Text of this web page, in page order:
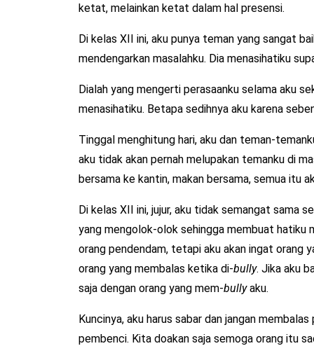
ketat, melainkan ketat dalam hal presensi.
Di kelas XII ini, aku punya teman yang sangat
mendengarkan masalahku. Dia menasihatiku
Dialah yang mengerti perasaanku selama aku
menasihatiku. Betapa sedihnya aku karena
Tinggal menghitung hari, aku dan teman-
aku tidak akan pernah melupakan temanku di
bersama ke kantin, makan bersama, semua itu
Di kelas XII ini, jujur, aku tidak semangat sama
yang mengolok-olok sehingga membuat hatiku
orang pendendam, tetapi aku akan ingat orang
orang yang membalas ketika di-bully. Jika aku
saja dengan orang yang mem-bullyaku.
Kuncinya, aku harus sabar dan jangan
pembenci. Kita doakan saja semoga orang itu